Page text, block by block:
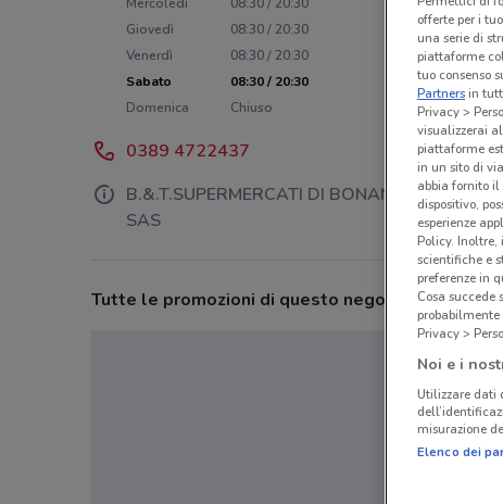
Giovedì
08:30 / 20:30
Venerdì
08:30 / 20:30
Sabato
08:30 / 20:30
Domenica
Chiuso
0389 4722437
B.&.T.SUPERMERCATI DI BONANNO C.& C
SAS
Tutte le promozioni di questo negozio
offerte per i
una serie di
piattaforme
tuo consenso
Partnersin
Privacy >
visualizzerai
piattaforme
in un sito di
abbia fornito
dispositivo,
esperienze
Policy. Inoltre,
scientifiche e
preferenze in
Cosa
Privacy >
Noi e i
Utilizzare dati
misurazione
Elenco dei